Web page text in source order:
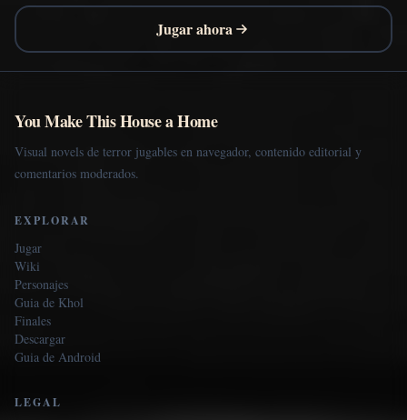
Jugar ahora
You Make This House a Home
Visual novels de terror jugables en navegador, contenido editorial y
comentarios moderados.
EXPLORAR
Jugar
Wiki
Personajes
Guia de Khol
Finales
Descargar
Guia de Android
LEGAL